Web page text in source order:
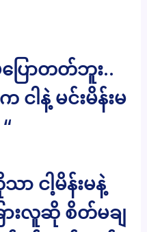
ြောတတ်ဘူး..
ငါနဲ့ မင်းမိန်းမ
ာ ငါ့မိန်းမနဲ့
းလူဆို စိတ်မချ